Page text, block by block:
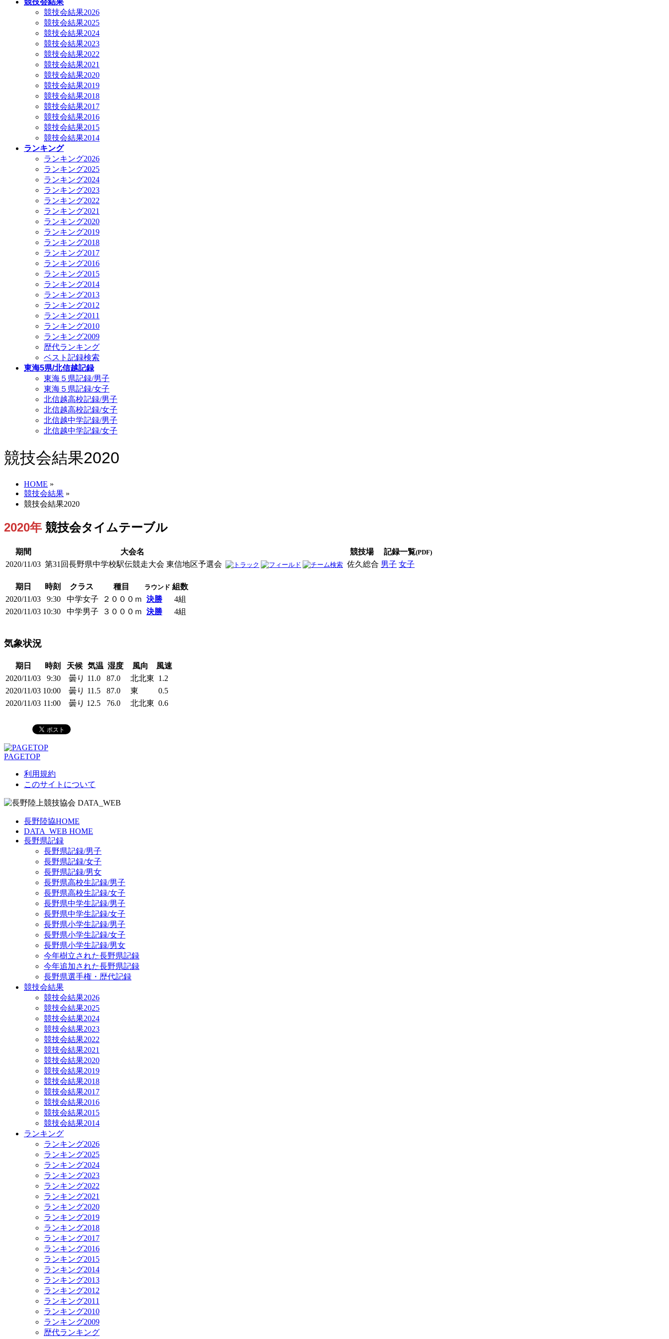
競技会結果
競技会結果2026
競技会結果2025
競技会結果2024
競技会結果2023
競技会結果2022
競技会結果2021
競技会結果2020
競技会結果2019
競技会結果2018
競技会結果2017
競技会結果2016
競技会結果2015
競技会結果2014
ランキング
ランキング2026
ランキング2025
ランキング2024
ランキング2023
ランキング2022
ランキング2021
ランキング2020
ランキング2019
ランキング2018
ランキング2017
ランキング2016
ランキング2015
ランキング2014
ランキング2013
ランキング2012
ランキング2011
ランキング2010
ランキング2009
歴代ランキング
ベスト記録検索
東海5県/北信越記録
東海５県記録/男子
東海５県記録/女子
北信越高校記録/男子
北信越高校記録/女子
北信越中学記録/男子
北信越中学記録/女子
競技会結果2020
HOME »
競技会結果 »
競技会結果2020
2020年 競技会タイムテーブル
期間 大会名 競技場 記録一覧(PDF)
2020/11/03 第31回長野県中学校駅伝競走大会 東信地区予選会 佐久総合 男子 女子
期日 時刻 クラス 種目 ラウンド 組数
2020/11/03
9:30 中学女子 ２０００ｍ 決勝
4組
2020/11/03 10:30 中学男子 ３０００ｍ 決勝 4組
気象状況
期日 時刻 天候 気温 湿度 風向
風速
2020/11/03
9:30 曇り 11.0 87.0 北北東 1.2
2020/11/03 10:00 曇り 11.5 87.0 東
0.5
2020/11/03 11:00 曇り 12.5 76.0 北北東 0.6
PAGETOP
利用規約
このサイトについて
長野陸協HOME
DATA_WEB HOME
長野県記録
長野県記録/男子
長野県記録/女子
長野県記録/男女
長野県高校生記録/男子
長野県高校生記録/女子
長野県中学生記録/男子
長野県中学生記録/女子
長野県小学生記録/男子
長野県小学生記録/女子
長野県小学生記録/男女
今年樹立された長野県記録
今年追加された長野県記録
長野県選手権・歴代記録
競技会結果
競技会結果2026
競技会結果2025
競技会結果2024
競技会結果2023
競技会結果2022
競技会結果2021
競技会結果2020
競技会結果2019
競技会結果2018
競技会結果2017
競技会結果2016
競技会結果2015
競技会結果2014
ランキング
ランキング2026
ランキング2025
ランキング2024
ランキング2023
ランキング2022
ランキング2021
ランキング2020
ランキング2019
ランキング2018
ランキング2017
ランキング2016
ランキング2015
ランキング2014
ランキング2013
ランキング2012
ランキング2011
ランキング2010
ランキング2009
歴代ランキング